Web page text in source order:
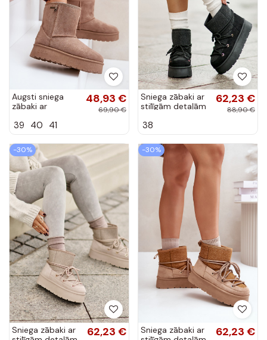
Augsti sniega
zābaki ar
Star OO274A097
48,93 €
69,90 €
39 40 41
Sniega zābaki ar
stilīgām detaļām
melnā krāsā
62,23 €
88,90 €
38
-30%
Sniega zābaki ar
62,23 €
-30%
Sniega zābaki ar
62,23 €